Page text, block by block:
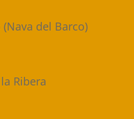
del Barco)
Ribera